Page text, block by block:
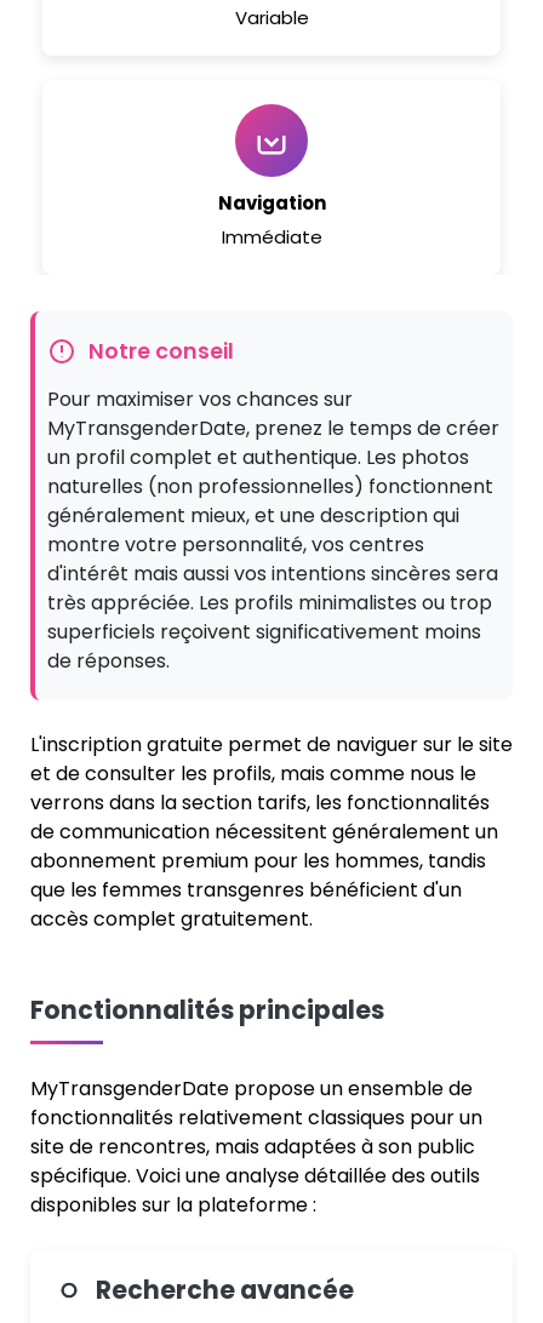
Variable
Navigation
Immédiate
Notre conseil
Pour maximiser vos chances sur
MyTransgenderDate, prenez le temps de créer
un profil complet et authentique. Les photos
naturelles (non professionnelles) fonctionnent
généralement mieux, et une description qui
montre votre personnalité, vos centres
d'intérêt mais aussi vos intentions sincères sera
très appréciée. Les profils minimalistes ou trop
superficiels reçoivent significativement moins
de réponses.
L'inscription gratuite permet de naviguer sur le site
et de consulter les profils, mais comme nous le
verrons dans la section tarifs, les fonctionnalités
de communication nécessitent généralement un
abonnement premium pour les hommes, tandis
que les femmes transgenres bénéficient d'un
accès complet gratuitement.
Fonctionnalités principales
MyTransgenderDate propose un ensemble de
fonctionnalités relativement classiques pour un
site de rencontres, mais adaptées à son public
spécifique. Voici une analyse détaillée des outils
disponibles sur la plateforme :
Recherche avancée